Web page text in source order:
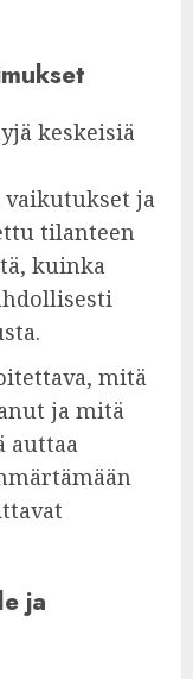
keskeisiä
ja
tilanteen
kuinka
mitä
ja mitä
auttaa
ja